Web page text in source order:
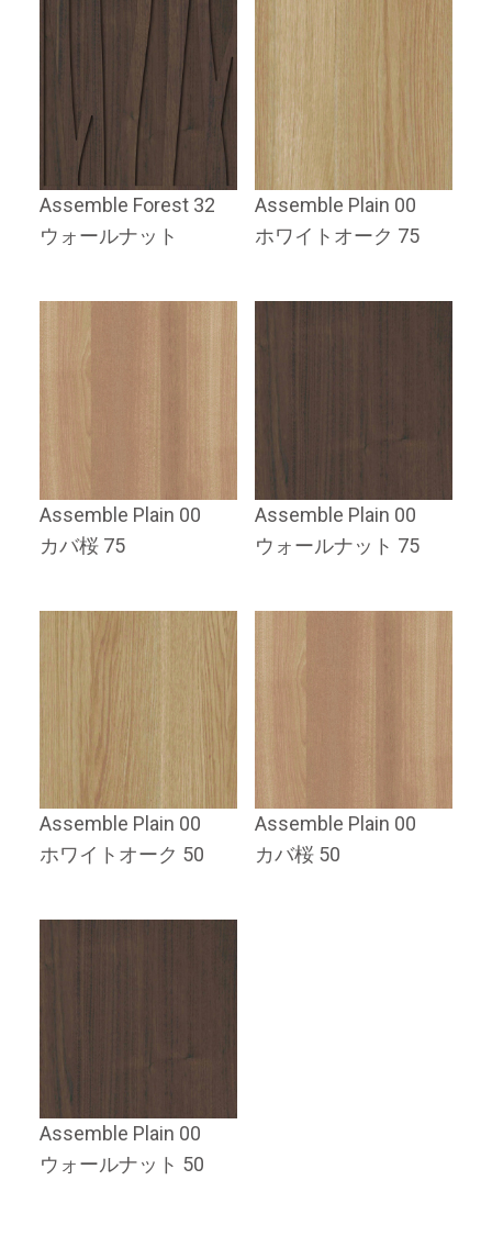
Assemble Forest 32
ウォールナット
Assemble Plain 00
ホワイトオーク 75
Assemble Plain 00
カバ桜 75
Assemble Plain 00
ウォールナット 75
Assemble Plain 00
ホワイトオーク 50
Assemble Plain 00
カバ桜 50
Assemble Plain 00
ウォールナット 50